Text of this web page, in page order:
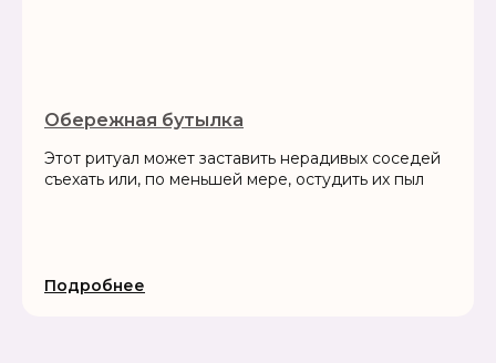
Обережная бутылка
Этот ритуал может заставить нерадивых соседей
съехать или, по меньшей мере, остудить их пыл
Подробнее